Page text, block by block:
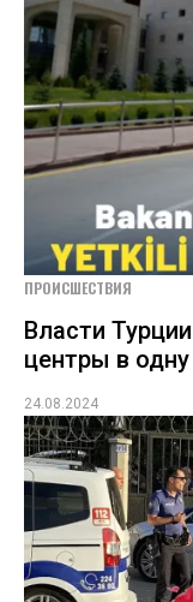
ПРОИСШЕСТВИЯ
Власти
центры в одну
24.08.2024